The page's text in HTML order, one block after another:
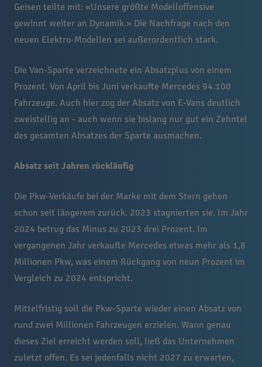
Geisen teilte mit: «Unsere größte Modelloffensive
gewinnt weiter an Dynamik.» Die Nachfrage nach den
neuen Elektro-Modellen sei außerordentlich stark.
Die Van-Sparte verzeichnete ein Absatzplus von einem
Prozent. Von April bis Juni verkaufte Mercedes 94.100
Fahrzeuge. Auch hier zog der Absatz von E-Vans deutlich
zweistellig an - auch wenn sie bislang nur gut ein Zehntel
des gesamten Absatzes der Sparte ausmachen.
Absatz seit Jahren rückläufig
Die Pkw-Verkäufe bei der Marke mit dem Stern gehen
schon seit längerem zurück. 2023 stagnierten sie. Im Jahr
2024 betrug das Minus zu 2023 drei Prozent. Im
vergangenen Jahr verkaufte Mercedes etwas mehr als 1,8
Millionen Pkw, was einem Rückgang von neun Prozent im
Vergleich zu 2024 entspricht.
Mittelfristig soll die Pkw-Sparte wieder einen Absatz von
rund zwei Millionen Fahrzeugen erzielen. Wann genau
dieses Ziel erreicht werden soll, ließ das Unternehmen
zuletzt offen. Es sei jedenfalls nicht 2027 zu erwarten,